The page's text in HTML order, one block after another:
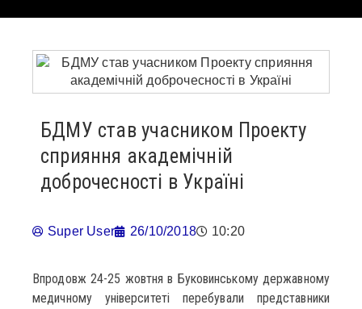
БДМУ став учасником Проекту
сприяння академічній
доброчесності в Україні
Super User 26/10/2018 10:20
Впродовж 24-25 жовтня в Буковинському державному
медичному університеті перебували представники